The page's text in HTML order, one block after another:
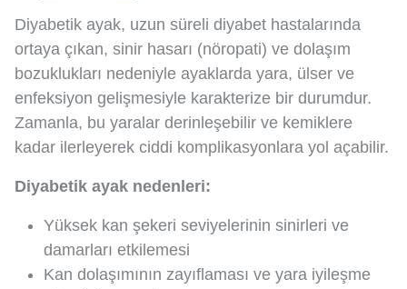
Diyabetik ayak, uzun süreli diyabet hastalarında
ortaya çıkan, sinir hasarı (nöropati) ve dolaşım
bozuklukları nedeniyle ayaklarda yara, ülser ve
enfeksiyon gelişmesiyle karakterize bir durumdur.
Zamanla, bu yaralar derinleşebilir ve kemiklere
kadar ilerleyerek ciddi komplikasyonlara yol açabilir.
Diyabetik ayak nedenleri:
Yüksek kan şekeri seviyelerinin sinirleri ve
damarları etkilemesi
Kan dolaşımının zayıflaması ve yara iyileşme